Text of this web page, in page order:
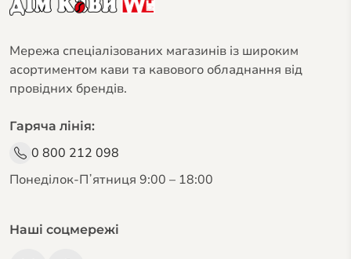
Мережа спеціалізованих магазинів із широким
асортиментом кави та кавового обладнання від
провідних брендів.
Гаряча лінія:
0 800 212 098
Понеділок-Пʼятниця 9:00 – 18:00
Наші соцмережі